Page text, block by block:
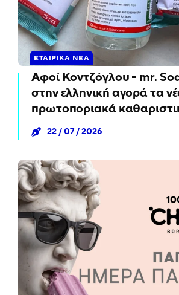
ΕΤΑΙΡΙΚΆ ΝΈΑ
Αφοί Κοντζόγλου - mr.
στην ελληνική αγορά τα
πρωτοποριακά
22 / 07 / 2026